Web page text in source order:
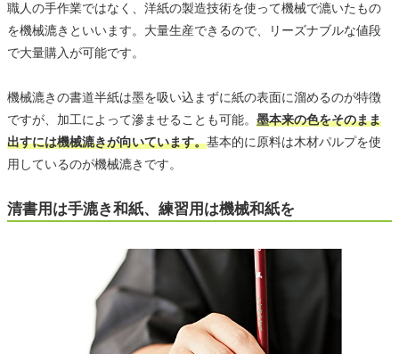
職人の手作業ではなく、洋紙の製造技術を使って機械で漉いたもの
を機械漉きといいます。大量生産できるので、リーズナブルな値段
で大量購入が可能です。
機械漉きの書道半紙は墨を吸い込まずに紙の表面に溜めるのが特徴
ですが、加工によって滲ませることも可能。 墨本来の色をそのまま
出すには機械漉きが向いています。基本的に原料は木材パルプを使
用しているのが機械漉きです。
清書用は手漉き和紙、練習用は機械和紙を